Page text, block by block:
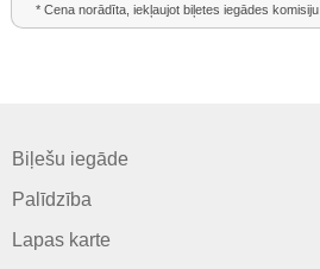
* Cena norādīta, iekļaujot biļetes iegādes komisiju
Biļešu iegāde
Palīdzība
Lapas karte